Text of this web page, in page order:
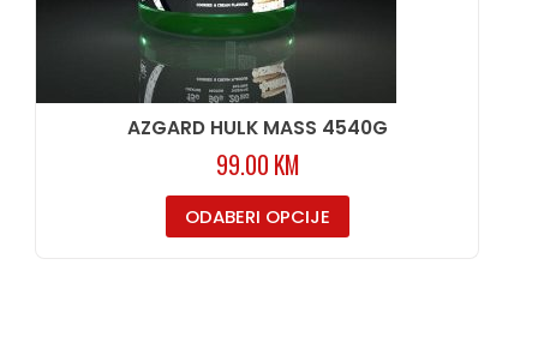
AZGARD HULK MASS 4540G
99.00 KM
ODABERI OPCIJE